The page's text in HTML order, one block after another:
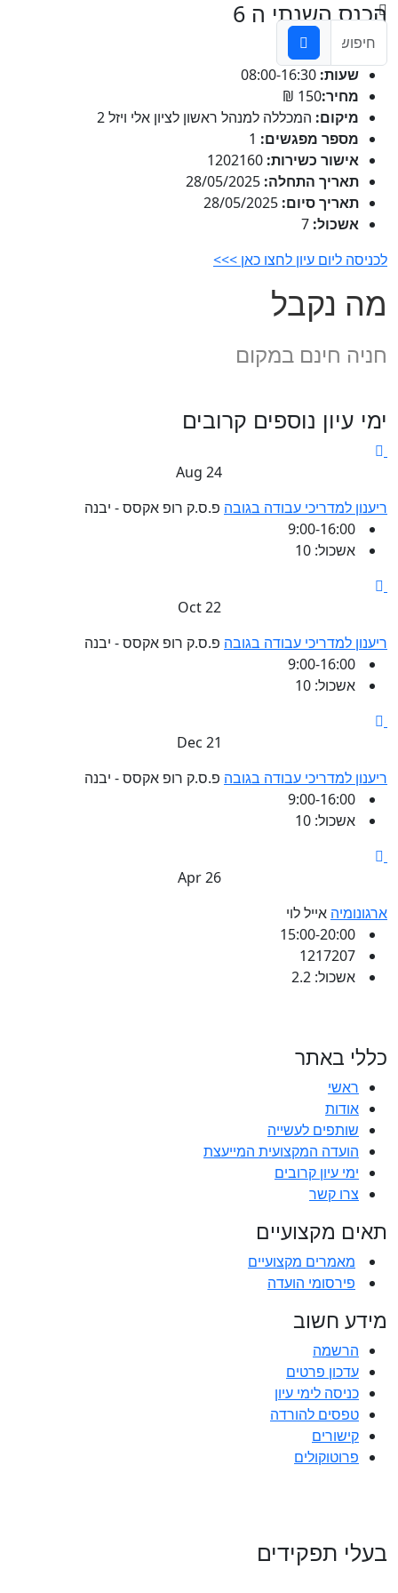
הכנס השנתי ה 6
מה בתוכנית
שעות:
מחיר:150 ₪
מיקום: המכללה למנהל ראשון לציון אלי ויזל 2
מספר מפגשים:
אישור כשירות:
תאריך התחלה:
תאריך סיום:
אשכול:
לכניסה ליום עיון לחצו כאן >>>
מה נקבל
חניה חינם במקום
ימי עיון נוספים קרובים
24 Aug
ריענון למדריכי עבודה בגובה פ.ס.ק רופ אקסס - יבנה
אשכול: 10
22 Oct
ריענון למדריכי עבודה בגובה פ.ס.ק רופ אקסס - יבנה
אשכול: 10
21 Dec
ריענון למדריכי עבודה בגובה פ.ס.ק רופ אקסס - יבנה
אשכול: 10
26 Apr
ארגונומיה אייל לוי
אשכול: 2.2
כללי באתר
ראשי
אודות
שותפים לעשייה
הועדה המקצועית המייעצת
ימי עיון קרובים
צרו קשר
תאים מקצועיים
מאמרים מקצועיים
פירסומי הועדה
מידע חשוב
הרשמה
עדכון פרטים
כניסה לימי עיון
טפסים להורדה
קישורים
פרוטוקולים
בעלי תפקידים